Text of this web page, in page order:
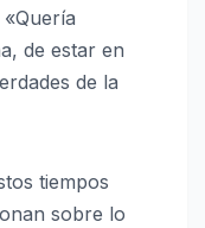
de estar en
de la
tiempos
sobre lo